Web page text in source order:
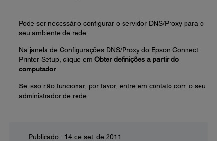
Pode ser necessário configurar o servidor DNS/Proxy para o
seu ambiente de rede.
Na janela de Configurações DNS/Proxy do Epson Connect
Printer Setup, clique em Obter definições a partir do
computador.
Se isso não funcionar, por favor, entre em contato com o seu
administrador de rede.
Publicado: 14 de set. de 2011